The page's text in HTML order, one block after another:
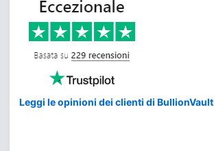
Leggi le opinioni dei clienti di BullionVault